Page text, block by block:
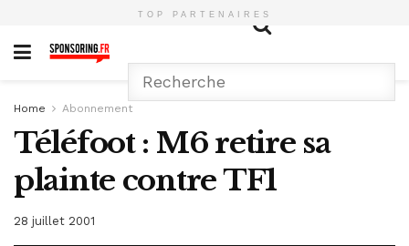
TOP PARTENAIRES
Home Abonnement
Téléfoot : M6 retire sa
plainte contre TF1
28 juillet 2001